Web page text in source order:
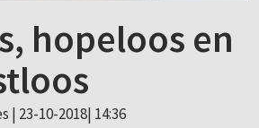
hopeloos en
| 23-10-2018| 14:36